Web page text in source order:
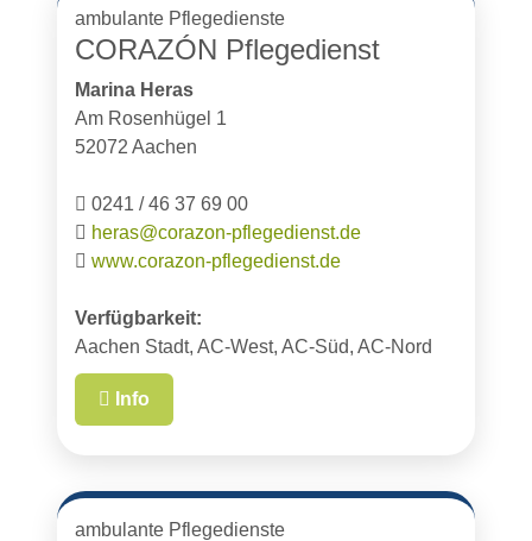
ambulante Pflegedienste
CORAZÓN Pflegedienst
Marina Heras
Am Rosenhügel 1
52072 Aachen
0241 / 46 37 69 00
heras@corazon-pflegedienst.de
www.corazon-pflegedienst.de
Verfügbarkeit:
Aachen Stadt, AC-West, AC-Süd, AC-Nord
Info
ambulante Pflegedienste